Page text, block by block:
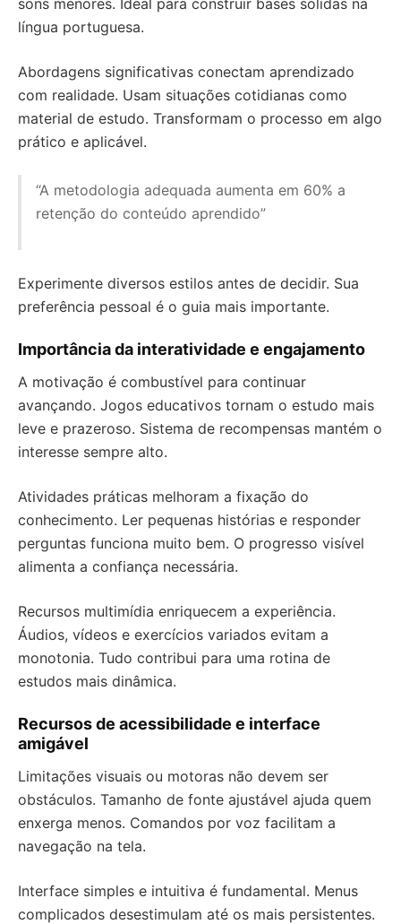
sons menores. Ideal para construir bases sólidas na
língua portuguesa.
Abordagens significativas conectam aprendizado
com realidade. Usam situações cotidianas como
material de estudo. Transformam o processo em algo
prático e aplicável.
“A metodologia adequada aumenta em 60% a
retenção do conteúdo aprendido”
Experimente diversos estilos antes de decidir. Sua
preferência pessoal é o guia mais importante.
Importância da interatividade e engajamento
A motivação é combustível para continuar
avançando. Jogos educativos tornam o estudo mais
leve e prazeroso. Sistema de recompensas mantém o
interesse sempre alto.
Atividades práticas melhoram a fixação do
conhecimento. Ler pequenas histórias e responder
perguntas funciona muito bem. O progresso visível
alimenta a confiança necessária.
Recursos multimídia enriquecem a experiência.
Áudios, vídeos e exercícios variados evitam a
monotonia. Tudo contribui para uma rotina de
estudos mais dinâmica.
Recursos de acessibilidade e interface
amigável
Limitações visuais ou motoras não devem ser
obstáculos. Tamanho de fonte ajustável ajuda quem
enxerga menos. Comandos por voz facilitam a
navegação na tela.
Interface simples e intuitiva é fundamental. Menus
complicados desestimulam até os mais persistentes.